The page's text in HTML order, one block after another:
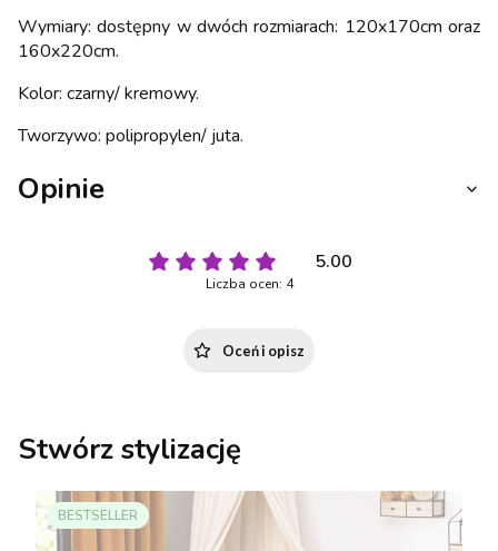
Wymiary: dostępny w dwóch rozmiarach: 120x170cm oraz
160x220cm.
Kolor: czarny/ kremowy.
Tworzywo: polipropylen/ juta.
Opinie
5.00
Liczba ocen: 4
Oceń i opisz
Stwórz stylizację
BESTSELLER